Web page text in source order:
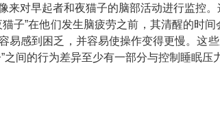
来对早起者和夜猫子的脑部活动进行监控
子”在他们发生脑疲劳之前，其清醒的时
易感到困乏，并容易使操作变得更慢。这
之间的行为差异至少有一部分与控制睡眠